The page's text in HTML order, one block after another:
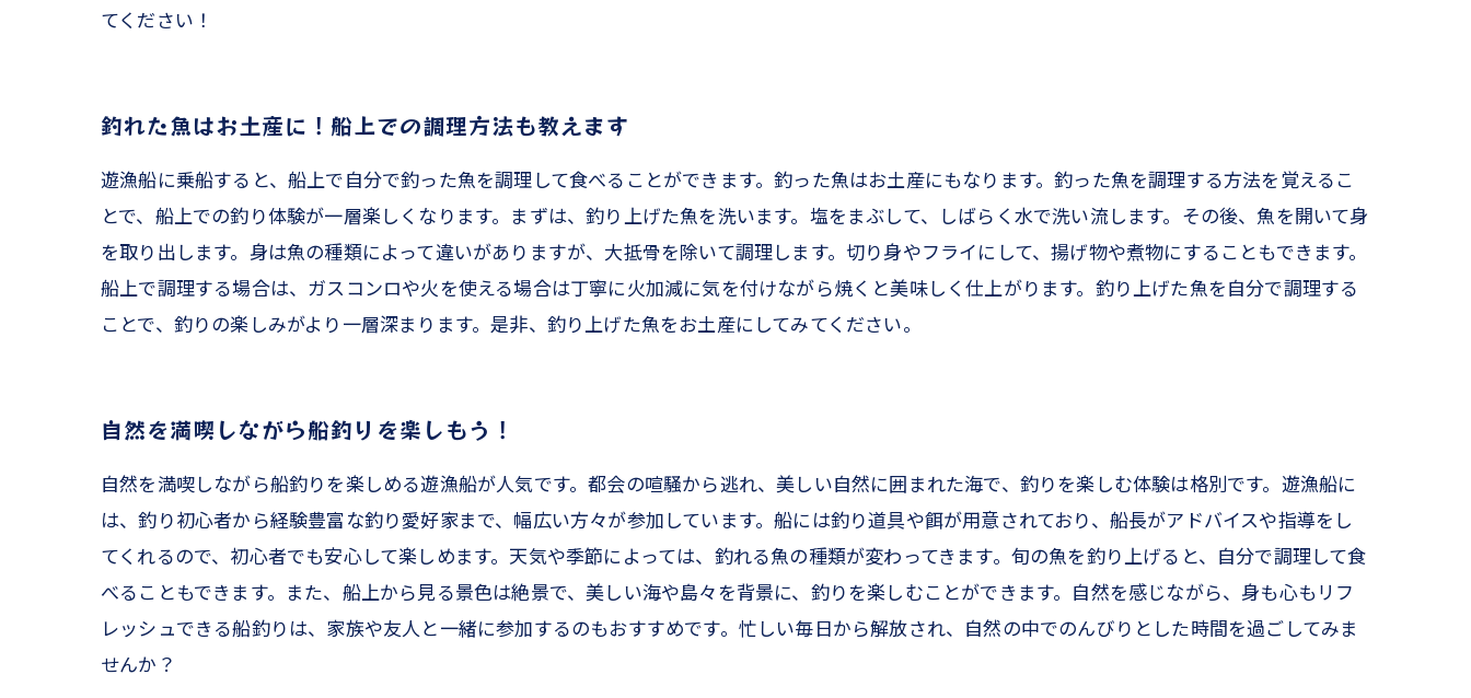
てください！
釣れた魚はお土産に！船上での調理方法も教えます
遊漁船に乗船すると、船上で自分で釣った魚を調理して食べることができます。釣った魚はお土産にもなります。釣った魚を調理する方法を覚えるこ
とで、船上での釣り体験が一層楽しくなります。まずは、釣り上げた魚を洗います。塩をまぶして、しばらく水で洗い流します。その後、魚を開いて身
を取り出します。身は魚の種類によって違いがありますが、大抵骨を除いて調理します。切り身やフライにして、揚げ物や煮物にすることもできます。
船上で調理する場合は、ガスコンロや火を使える場合は丁寧に火加減に気を付けながら焼くと美味しく仕上がります。釣り上げた魚を自分で調理する
ことで、釣りの楽しみがより一層深まります。是非、釣り上げた魚をお土産にしてみてください。
自然を満喫しながら船釣りを楽しもう！
自然を満喫しながら船釣りを楽しめる遊漁船が人気です。都会の喧騒から逃れ、美しい自然に囲まれた海で、釣りを楽しむ体験は格別です。遊漁船に
は、釣り初心者から経験豊富な釣り愛好家まで、幅広い方々が参加しています。船には釣り道具や餌が用意されており、船長がアドバイスや指導をし
てくれるので、初心者でも安心して楽しめます。天気や季節によっては、釣れる魚の種類が変わってきます。旬の魚を釣り上げると、自分で調理して食
べることもできます。また、船上から見る景色は絶景で、美しい海や島々を背景に、釣りを楽しむことができます。自然を感じながら、身も心もリフ
レッシュできる船釣りは、家族や友人と一緒に参加するのもおすすめです。忙しい毎日から解放され、自然の中でのんびりとした時間を過ごしてみま
せんか？